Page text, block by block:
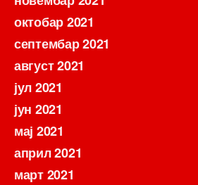
октобар 2021
септембар 2021
август 2021
јул 2021
јун 2021
мај 2021
април 2021
март 2021